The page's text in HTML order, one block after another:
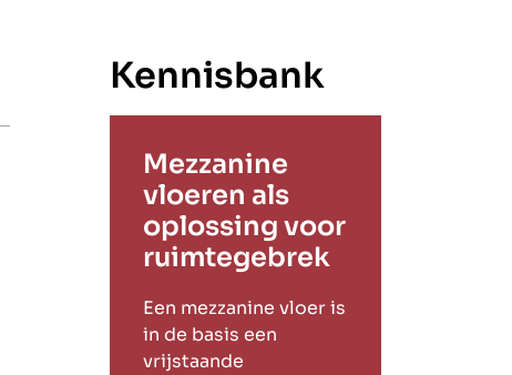
Kennisbank
Mezzanine
vloeren als
oplossing voor
ruimtegebrek
Een mezzanine vloer is
in de basis een
vrijstaande